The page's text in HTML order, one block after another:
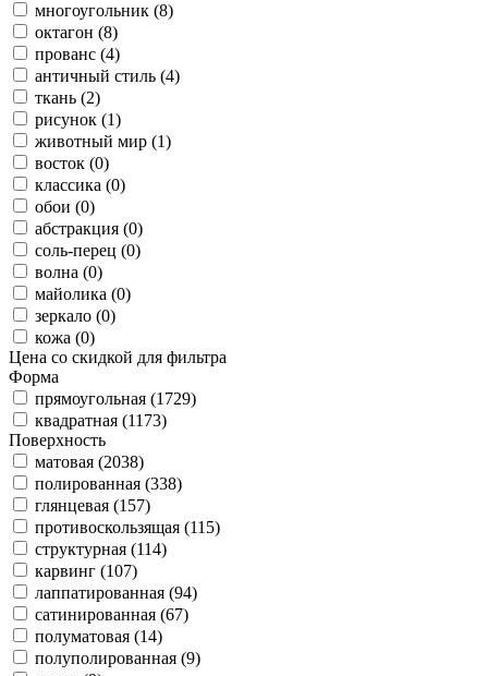
многоугольник (8)
октагон (8)
прованс (4)
античный стиль (4)
ткань (2)
рисунок (1)
животный мир (1)
восток (0)
классика (0)
обои (0)
абстракция (0)
соль-перец (0)
волна (0)
майолика (0)
зеркало (0)
кожа (0)
Цена со скидкой для фильтра
Форма
прямоугольная (1729)
квадратная (1173)
Поверхность
матовая (2038)
полированная (338)
глянцевая (157)
противоскользящая (115)
структурная (114)
карвинг (107)
лаппатированная (94)
сатинированная (67)
полуматовая (14)
полуполированная (9)